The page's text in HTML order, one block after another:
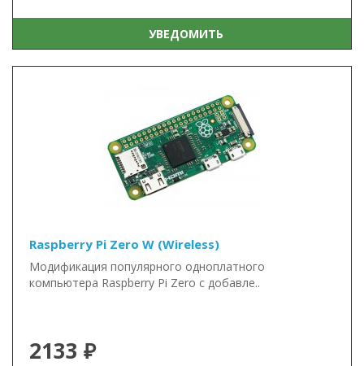
УВЕДОМИТЬ
Raspberry Pi Zero W (Wireless)
Модификация популярного одноплатного
компьютера Raspberry Pi Zero с добавле..
2133 ₽